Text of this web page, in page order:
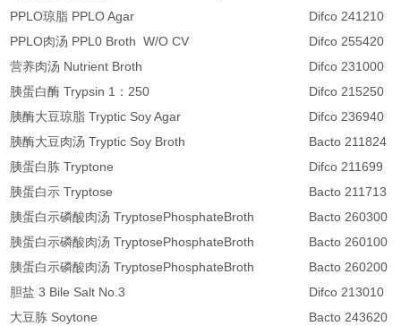
PPLO琼脂 PPLO Agar
Difco 241210
PPLO肉汤 PPL0 Broth W/O CV
Difco 255420
营养肉汤 Nutrient Broth
Difco 231000
胰蛋白酶 Trypsin 1：250
Difco 215250
胰酶大豆琼脂 Tryptic Soy Agar
Difco 236940
胰酶大豆肉汤 Tryptic Soy Broth
Bacto 211824
胰蛋白胨 Tryptone
Difco 211699
胰蛋白示 Tryptose
Bacto 211713
胰蛋白示磷酸肉汤 TryptosePhosphateBroth
Bacto 260300
胰蛋白示磷酸肉汤 TryptosePhosphateBroth
Bacto 260100
胰蛋白示磷酸肉汤 TryptosePhosphateBroth
Bacto 260200
胆盐 3 Bile Salt No.3
Difco 213010
大豆胨 Soytone
Bacto 243620